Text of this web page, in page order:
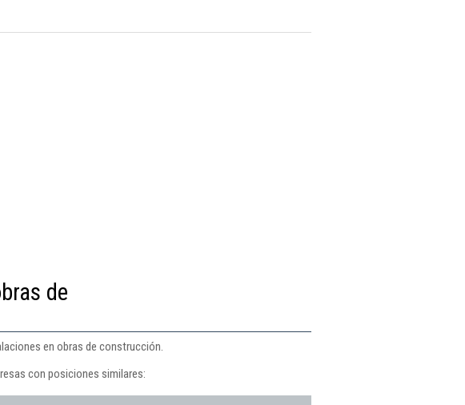
de
en obras de construcción.
con posiciones similares: